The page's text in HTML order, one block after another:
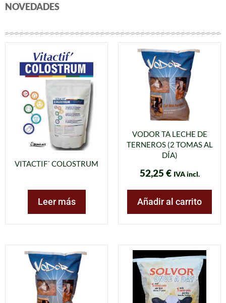
NOVEDADES
VITACTIF´ COLOSTRUM
Leer más
VODOR TA LECHE DE
TERNEROS (2 TOMAS AL
DÍA)
52,25 € IVA incl.
Añadir al carrito